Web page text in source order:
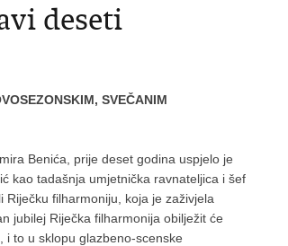
deseti
SVEČANIM
Benića, prije deset godina uspjelo je
kao tadašnja umjetnička ravnateljica i šef
filharmoniju, koja je zaživjela
jubilej Riječka filharmonija obilježit će
i to u sklopu glazbeno-scenske